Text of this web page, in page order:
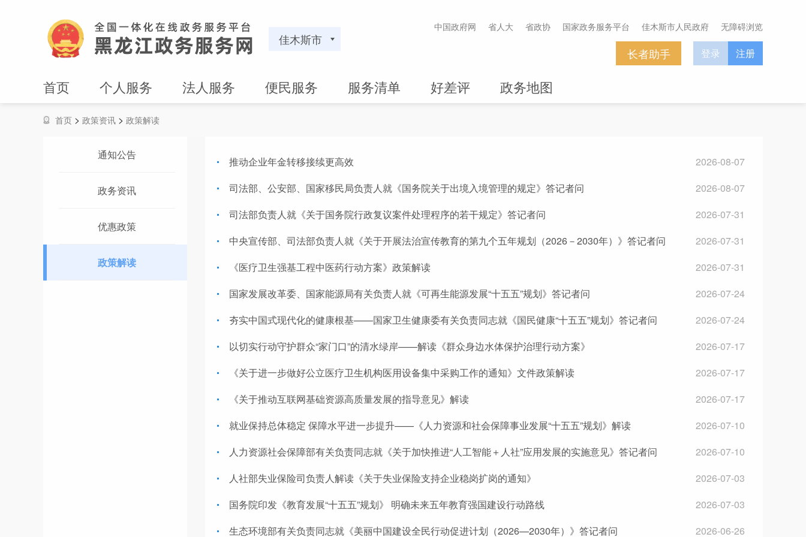
佳木斯市
中国政府网 省人大 省政协 国家政务服务平台 佳木斯市人民政府 无障碍浏览
首页 个人服务 法人服务 便民服务 服务清单 好差评 政务地图
登录 注册
长者助手
首页 > 政策资讯 > 政策解读
通知公告
政务资讯
优惠政策
政策解读
推动企业年金转移接续更高效
2026-08-07
司法部、公安部、国家移民局负责人就《国务院关于出境入境管理的规定》答记者问
2026-08-07
司法部负责人就《关于国务院行政复议案件处理程序的若干规定》答记者问
2026-07-31
中央宣传部、司法部负责人就《关于开展法治宣传教育的第九个五年规划（2026－2030年）》答记者问
2026-07-31
《医疗卫生强基工程中医药行动方案》政策解读
2026-07-31
国家发展改革委、国家能源局有关负责人就《可再生能源发展“十五五”规划》答记者问
2026-07-24
夯实中国式现代化的健康根基——国家卫生健康委有关负责同志就《国民健康“十五五”规划》答记者问
2026-07-24
以切实行动守护群众“家门口”的清水绿岸——解读《群众身边水体保护治理行动方案》
2026-07-17
《关于进一步做好公立医疗卫生机构医用设备集中采购工作的通知》文件政策解读
2026-07-17
《关于推动互联网基础资源高质量发展的指导意见》解读
2026-07-17
就业保持总体稳定 保障水平进一步提升——《人力资源和社会保障事业发展“十五五”规划》解读
2026-07-10
人力资源社会保障部有关负责同志就《关于加快推进“人工智能＋人社”应用发展的实施意见》答记者问
2026-07-10
人社部失业保险司负责人解读《关于失业保险支持企业稳岗扩岗的通知》
2026-07-03
国务院印发《教育发展“十五五”规划》 明确未来五年教育强国建设行动路线
2026-07-03
生态环境部有关负责同志就《美丽中国建设全民行动促进计划（2026—2030年）》答记者问
2026-06-26